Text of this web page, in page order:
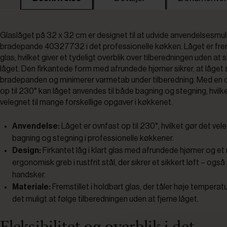
Glaslåget på 32 x 32 cm er designet til at udvide
bradepande 40327732 i det professionelle køkken. Låget er
glas, hvilket giver et tydeligt overblik over tilberedningen uden at
låget. Den firkantede form med afrundede hjørner sikrer, at
bradepanden og minimerer varmetab under tilberedning. Med en
op til 230° kan låget anvendes til både bagning og stegning,
velegnet til mange forskellige opgaver i køkkenet.
Anvendelse: Låget er ovnfast op til 230°, hvilket gør det
bagning og stegning i professionelle køkkener.
Design: Firkantet låg i klart glas med afrundede hjørner og et
ergonomisk greb i rustfrit stål, der sikrer et sikkert løft – også
handsker.
Materiale: Fremstillet i holdbart glas, der tåler høje
det muligt at følge tilberedningen uden at fjerne låget.